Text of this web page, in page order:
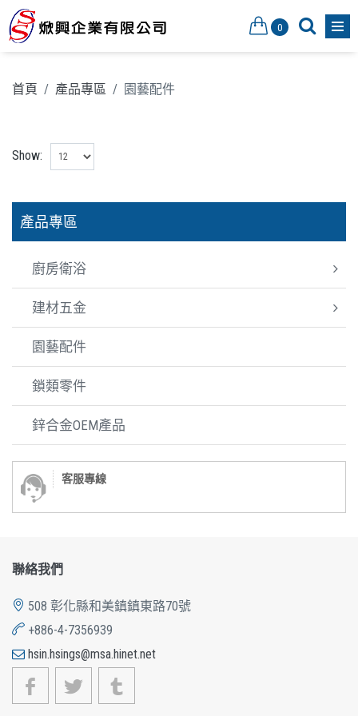
0
首頁 / 產品專區 / 園藝配件
Show:
產品專區
廚房衛浴
建材五金
園藝配件
鎖類零件
鋅合金OEM產品
客服專線
聯絡我們
508 彰化縣和美鎮鎮東路70號
+886-4-7356939
hsin.hsings@msa.hinet.net